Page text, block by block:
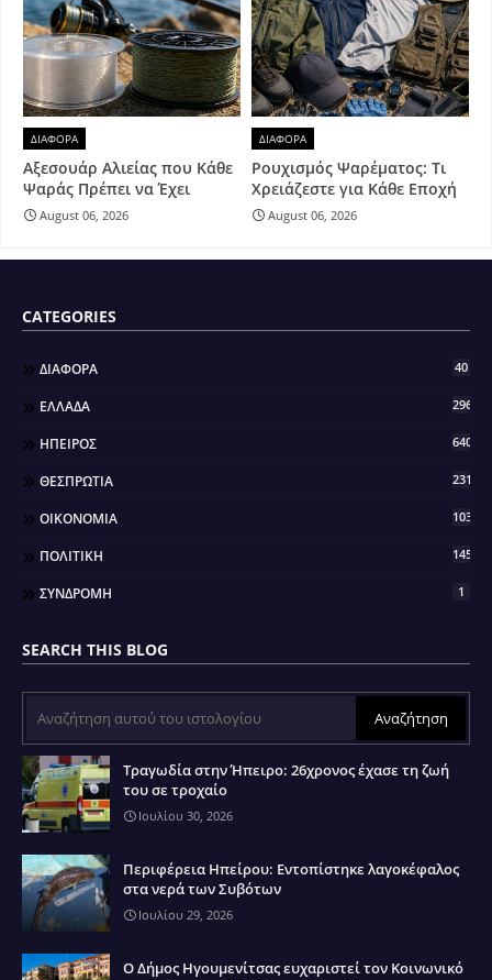
ΔΙΑΦΟΡΑ
Αξεσουάρ Αλιείας που Κάθε
Ψαράς Πρέπει να Έχει
August 06, 2026
ΔΙΑΦΟΡΑ
Ρουχισμός Ψαρέματος: Τι
Χρειάζεστε για Κάθε Εποχή
August 06, 2026
CATEGORIES
ΔΙΑΦΟΡΑ 40
ΕΛΛΑΔΑ 296
ΗΠΕΙΡΟΣ 640
ΘΕΣΠΡΩΤΙΑ 2317
ΟΙΚΟΝΟΜΙΑ 103
ΠΟΛΙΤΙΚΗ 145
ΣΥΝΔΡΟΜΗ 1
SEARCH THIS BLOG
Τραγωδία στην Ήπειρο: 26χρονος έχασε τη ζωή
του σε τροχαίο
Ιουλίου 30, 2026
Περιφέρεια Ηπείρου: Εντοπίστηκε λαγοκέφαλος
στα νερά των Συβότων
Ιουλίου 29, 2026
Ο Δήμος Ηγουμενίτσας ευχαριστεί τον Κοινωνικό